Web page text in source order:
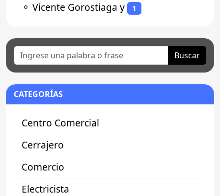
⚬ Vicente Gorostiaga y 1
Buscar
CATEGORÍAS
Centro Comercial
Cerrajero
Comercio
Electricista